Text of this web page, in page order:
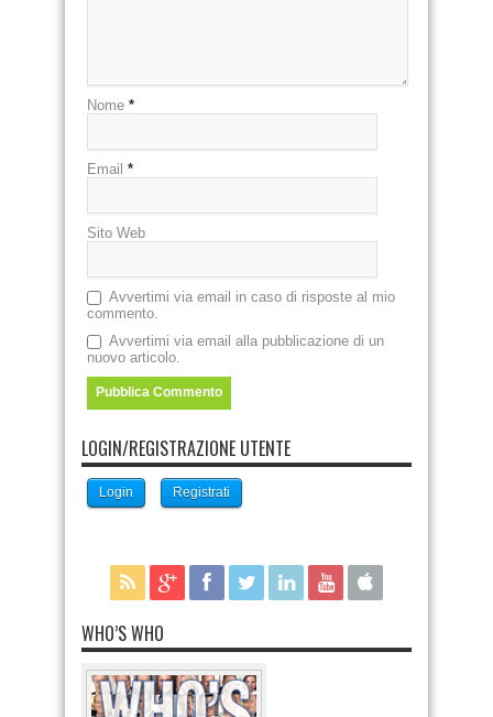
Nome *
Email *
Sito Web
Avvertimi via email in caso di risposte al mio
commento.
Avvertimi via email alla pubblicazione di un
nuovo articolo.
LOGIN/REGISTRAZIONE UTENTE
Login Registrati
WHO’S WHO